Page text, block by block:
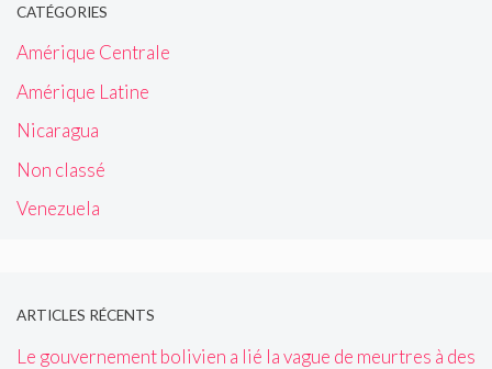
CATÉGORIES
Amérique Centrale
Amérique Latine
Nicaragua
Non classé
Venezuela
ARTICLES RÉCENTS
Le gouvernement bolivien a lié la vague de meurtres à des